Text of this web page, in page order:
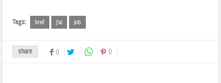
Tags: bref j'ai job
share 0 0